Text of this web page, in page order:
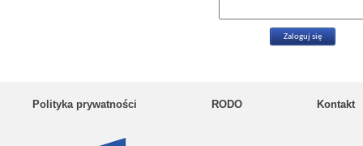
Polityka prywatności RODO Kontakt